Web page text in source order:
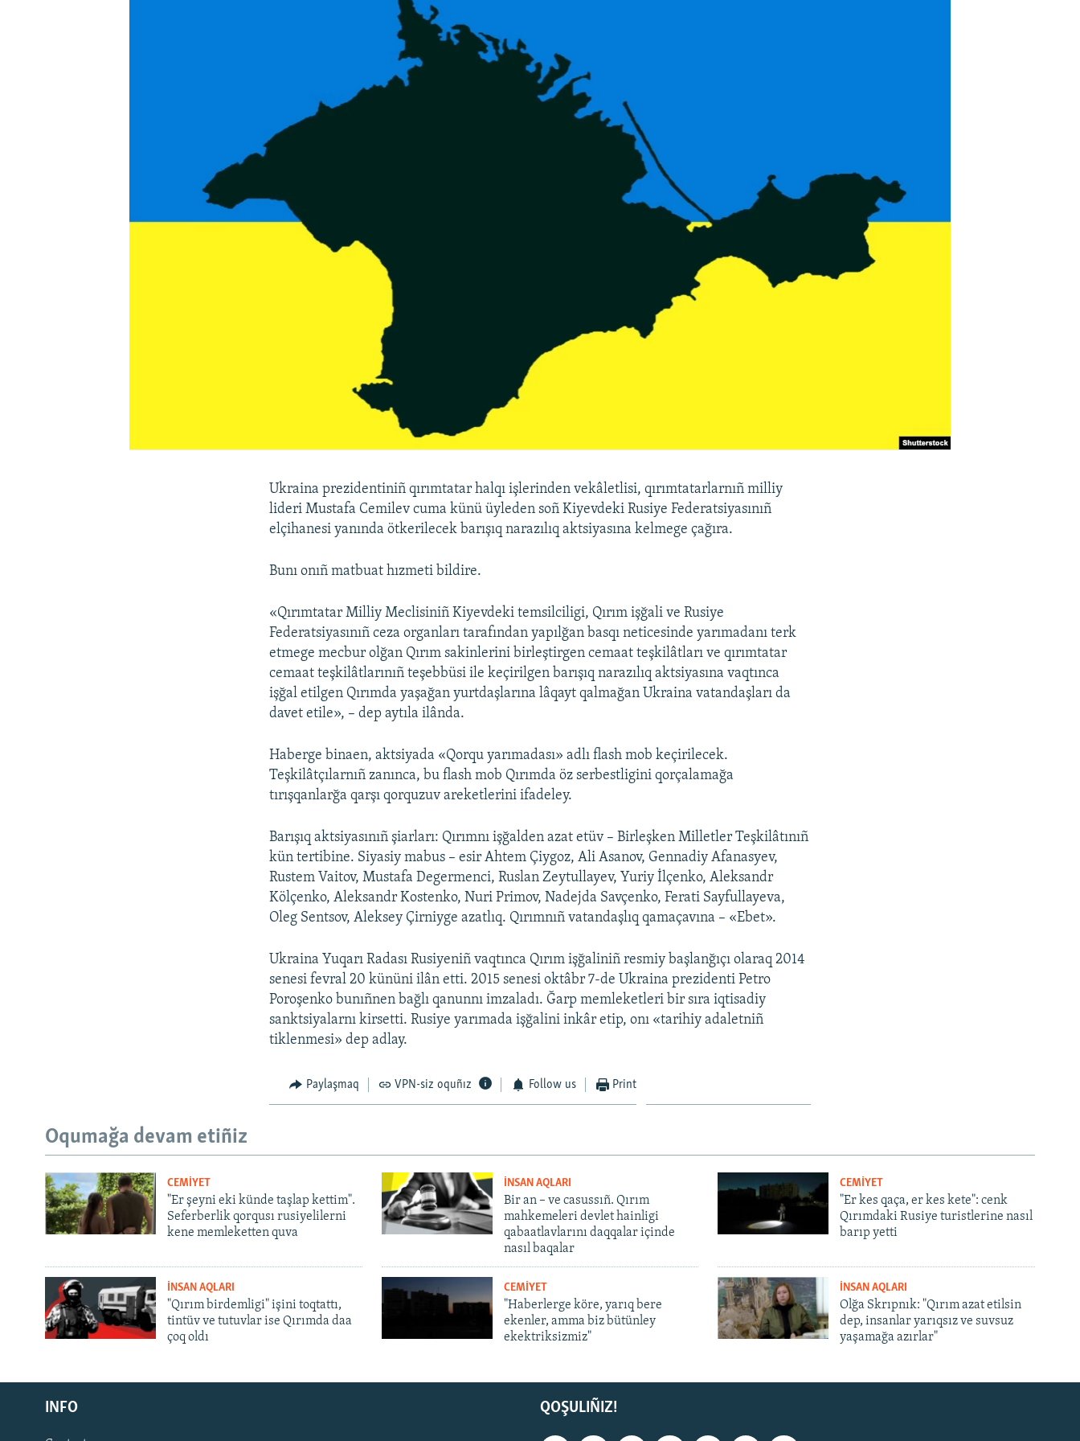
Русский
Українською
Ukraina prezidentiniñ qırımtatar halqı işlerinden vekâletlisi, qırımtatarlarnıñ milliy
lideri Mustafa Cemilev cuma künü üyleden soñ Kiyevdeki Rusiye Federatsiyasınıñ
elçihanesi yanında ötkerilecek barışıq narazılıq aktsiyasına kelmege çağıra.
Bunı onıñ matbuat hızmeti bildire.
«Qırımtatar Milliy Meclisiniñ Kiyevdeki temsilciligi, Qırım işğali ve Rusiye
Federatsiyasınıñ ceza organları tarafından yapılğan basqı neticesinde yarımadanı terk
etmege mecbur olğan Qırım sakinlerini birleştirgen cemaat teşkilâtları ve qırımtatar
cemaat teşkilâtlarınıñ teşebbüsi ile keçirilgen barışıq narazılıq aktsiyasına vaqtınca
işğal etilgen Qırımda yaşağan yurtdaşlarına lâqayt qalmağan Ukraina vatandaşları da
davet etile», – dep aytıla ilânda.
Haberge binaen, aktsiyada «Qorqu yarımadası» adlı flash mob keçirilecek.
Teşkilâtçılarnıñ zanınca, bu flash mob Qırımda öz serbestligini qorçalamağa
tırışqanlarğa qarşı qorquzuv areketlerini ifadeley.
Barışıq aktsiyasınıñ şiarları: Qırımnı işğalden azat etüv – Birleşken Milletler Teşkilâtınıñ
kün tertibine. Siyasiy mabus – esir Ahtem Çiygoz, Ali Asanov, Gennadiy Afanasyev,
Rustem Vaitov, Mustafa Degermenci, Ruslan Zeytullayev, Yuriy İlçenko, Aleksandr
Kölçenko, Aleksandr Kostenko, Nuri Primov, Nadejda Savçenko, Ferati Sayfullayeva,
Oleg Sentsov, Aleksey Çirniyge azatlıq. Qırımnıñ vatandaşlıq qamaçavına – «Ebet».
Ukraina Yuqarı Radası Rusiyeniñ vaqtınca Qırım işğaliniñ resmiy başlanğıçı olaraq 2014
senesi fevral 20 kününi ilân etti. 2015 senesi oktâbr 7-de Ukraina prezidenti Petro
Poroşenko bunıñnen bağlı qanunnı imzaladı. Ğarp memleketleri bir sıra iqtisadiy
sanktsiyalarnı kirsetti. Rusiye yarımada işğalini inkâr etip, onı «tarihiy adaletniñ
tiklenmesi» dep adlay.
Paylaşmaq VPN-siz oquñız Follow us Print
Oqumağa devam etiñiz
CEMİYET
"Er şeyni eki künde taşlap kettim".
Seferberlik qorqusı rusiyelilerni
kene memleketten quva
İNSAN AQLARI
Bir an – ve casussıñ. Qırım
mahkemeleri devlet hainligi
qabaatlavlarını daqqalar içinde
nasıl baqalar
CEMİYET
"Er kes qaça, er kes kete": cenk
Qırımdaki Rusiye turistlerine nasıl
barıp yetti
İNSAN AQLARI
"Qırım birdemligi" işini toqtattı,
tintüv ve tutuvlar ise Qırımda daa
çoq oldı
CEMİYET
"Haberlerge köre, yarıq bere
ekenler, amma biz bütünley
ekektriksizmiz"
İNSAN AQLARI
Olğa Skrıpnık: "Qırım azat etilsin
dep, insanlar yarıqsız ve suvsuz
yaşamağa azırlar"
QOŞULIÑIZ!
INFO